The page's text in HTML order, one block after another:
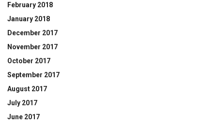
February 2018
January 2018
December 2017
November 2017
October 2017
September 2017
August 2017
July 2017
June 2017